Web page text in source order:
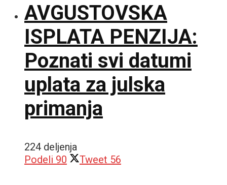
AVGUSTOVSKA
ISPLATA PENZIJA:
Poznati svi datumi
uplata za julska
primanja
224 deljenja
Podeli 90 Tweet 56